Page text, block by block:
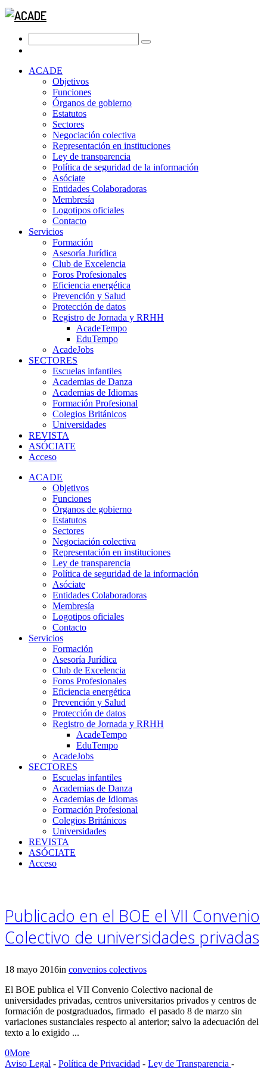
ACADE
Objetivos
Funciones
Órganos de gobierno
Estatutos
Sectores
Negociación colectiva
Representación en instituciones
Ley de transparencia
Política de seguridad de la información
Asóciate
Entidades Colaboradoras
Membresía
Logotipos oficiales
Contacto
Servicios
Formación
Asesoría Jurídica
Club de Excelencia
Foros Profesionales
Eficiencia energética
Prevención y Salud
Protección de datos
Registro de Jornada y RRHH
AcadeTempo
EduTempo
AcadeJobs
SECTORES
Escuelas infantiles
Academias de Danza
Academias de Idiomas
Formación Profesional
Colegios Británicos
Universidades
REVISTA
ASÓCIATE
Acceso
ACADE
Objetivos
Funciones
Órganos de gobierno
Estatutos
Sectores
Negociación colectiva
Representación en instituciones
Ley de transparencia
Política de seguridad de la información
Asóciate
Entidades Colaboradoras
Membresía
Logotipos oficiales
Contacto
Servicios
Formación
Asesoría Jurídica
Club de Excelencia
Foros Profesionales
Eficiencia energética
Prevención y Salud
Protección de datos
Registro de Jornada y RRHH
AcadeTempo
EduTempo
AcadeJobs
SECTORES
Escuelas infantiles
Academias de Danza
Academias de Idiomas
Formación Profesional
Colegios Británicos
Universidades
REVISTA
ASÓCIATE
Acceso
Publicado en el BOE el VII Convenio
Colectivo de universidades privadas
18 mayo 2016in convenios colectivos
El BOE publica el VII Convenio Colectivo nacional de
universidades privadas, centros universitarios privados y centros de
formación de postgraduados, firmado el pasado 8 de marzo sin
variaciones sustanciales respecto al anterior; salvo la adecuación del
texto a lo exigido ...
0More
Aviso Legal - Política de Privacidad - Ley de Transparencia -